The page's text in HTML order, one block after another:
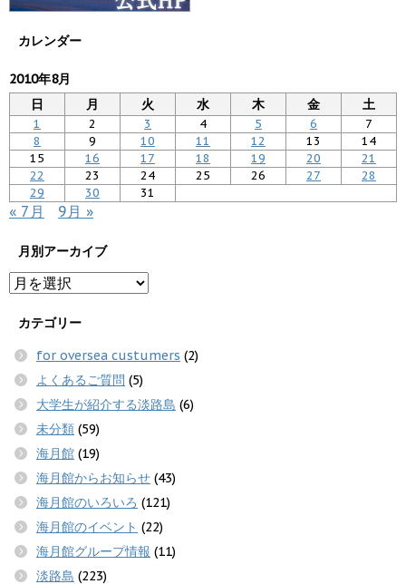
カレンダー
2010年8月
日
月 火 水 木 金 土
1 2 3 4 5 6
7
8
9 10 11 12 13
14
15
16 17 18 19 20
21
22
23 24 25 26 27
28
29
30 31
« 7月 9月 »
月別アーカイブ
カテゴリー
for oversea custumers (2)
よくあるご質問 (5)
大学生が紹介する淡路島 (6)
未分類 (59)
海月館 (19)
海月館からお知らせ (43)
海月館のいろいろ (121)
海月館のイベント (22)
海月館グループ情報 (11)
淡路島 (223)